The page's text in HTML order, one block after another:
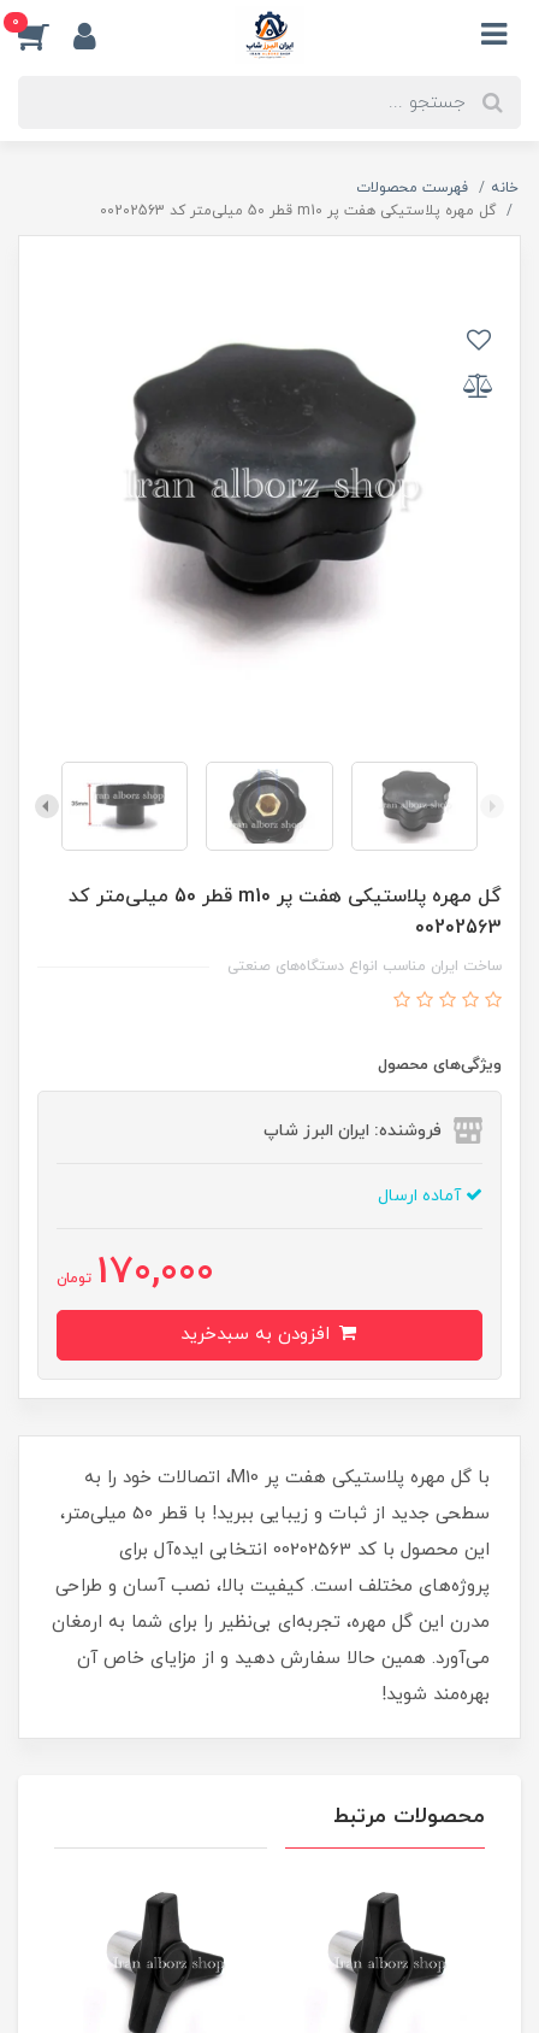
0
خانه
فهرست محصولات
گل مهره پلاستیکی هفت پر m10 قطر 50 میلی‌متر کد 00202563
گل مهره پلاستیکی هفت پر m10 قطر 50 میلی‌متر کد
00202563
ساخت ایران مناسب انواع دستگاه‌های صنعتی
ویژگی‌های محصول
فروشنده: ایران البرز شاپ
آماده ارسال
170,000 تومان
با گل مهره پلاستیکی هفت پر M10، اتصالات خود را به
سطحی جدید از ثبات و زیبایی ببرید! با قطر 50 میلی‌متر،
این محصول با کد 00202563 انتخابی ایده‌آل برای
پروژه‌های مختلف است. کیفیت بالا، نصب آسان و طراحی
مدرن این گل مهره، تجربه‌ای بی‌نظیر را برای شما به ارمغان
می‌آورد. همین حالا سفارش دهید و از مزایای خاص آن
بهره‌مند شوید!
محصولات مرتبط